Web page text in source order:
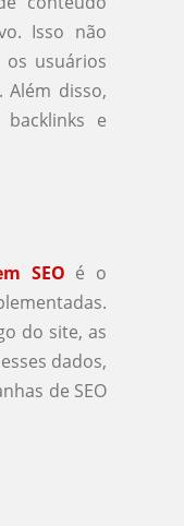
Isso não
usuários
disso,
e
SEO é o
do site, as
dados,
de SEO